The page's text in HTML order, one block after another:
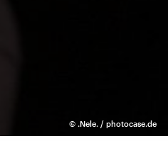
© .Nele. / photocase.de